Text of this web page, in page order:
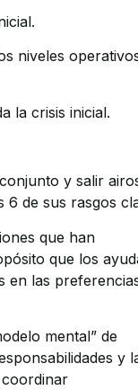
niveles
la crisis inicial.
y salir
6 de sus rasgos
que han
que los
en las
mental” de
y
coordinar